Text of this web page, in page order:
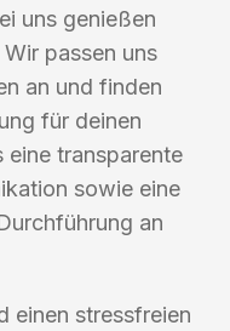
uns genießen
passen uns
an und finden
für deinen
eine transparente
sowie eine
an
einen stressfreien